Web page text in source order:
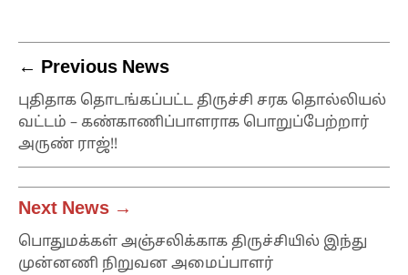
← Previous News
புதிதாக தொடங்கப்பட்ட திருச்சி சரக தொல்லியல்
வட்டம் – கண்காணிப்பாளராக பொறுப்பேற்றார்
அருண் ராஜ்!!
Next News →
பொதுமக்கள் அஞ்சலிக்காக திருச்சியில் இந்து
முன்னணி நிறுவன அமைப்பாளர்